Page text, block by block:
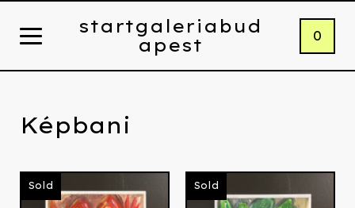
startgaleriabud
apest
0
Képbani
Sold Sold